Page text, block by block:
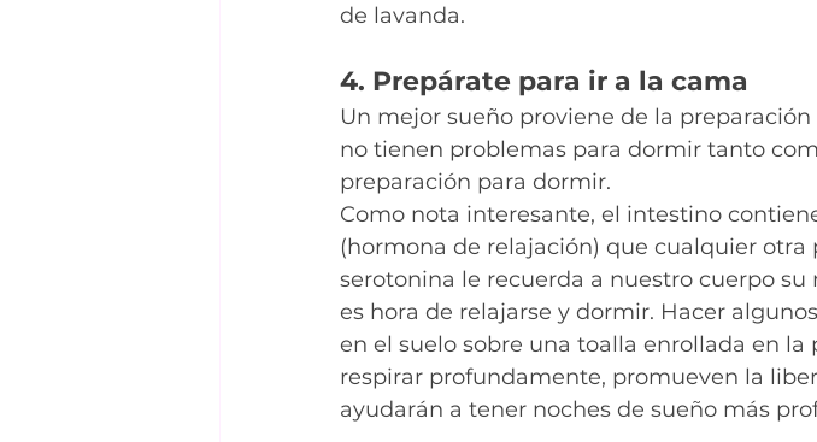
de lavanda.
4. Prepárate para ir a la cama
Un mejor sueño proviene de la
no tienen problemas para dormir tanto
preparación para dormir.
Como nota interesante, el intestino
(hormona de relajación) que cualquier otra
serotonina le recuerda a nuestro cuerpo
es hora de relajarse y dormir. Hacer
en el suelo sobre una toalla enrollada en
respirar profundamente, promueven la
ayudarán a tener noches de sueño más